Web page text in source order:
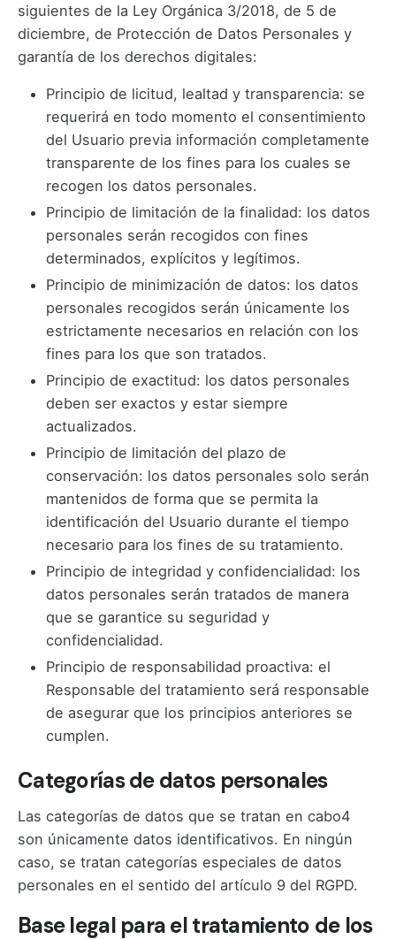
siguientes de la Ley Orgánica 3/2018, de 5 de
diciembre, de Protección de Datos Personales y
garantía de los derechos digitales:
Principio de licitud, lealtad y transparencia: se
requerirá en todo momento el consentimiento
del Usuario previa información completamente
transparente de los fines para los cuales se
recogen los datos personales.
Principio de limitación de la finalidad: los datos
personales serán recogidos con fines
determinados, explícitos y legítimos.
Principio de minimización de datos: los datos
personales recogidos serán únicamente los
estrictamente necesarios en relación con los
fines para los que son tratados.
Principio de exactitud: los datos personales
deben ser exactos y estar siempre
actualizados.
Principio de limitación del plazo de
conservación: los datos personales solo serán
mantenidos de forma que se permita la
identificación del Usuario durante el tiempo
necesario para los fines de su tratamiento.
Principio de integridad y confidencialidad: los
datos personales serán tratados de manera
que se garantice su seguridad y
confidencialidad.
Principio de responsabilidad proactiva: el
Responsable del tratamiento será responsable
de asegurar que los principios anteriores se
cumplen.
Categorías de datos personales
Las categorías de datos que se tratan en cabo4
son únicamente datos identificativos. En ningún
caso, se tratan categorías especiales de datos
personales en el sentido del artículo 9 del RGPD.
Base legal para el tratamiento de los